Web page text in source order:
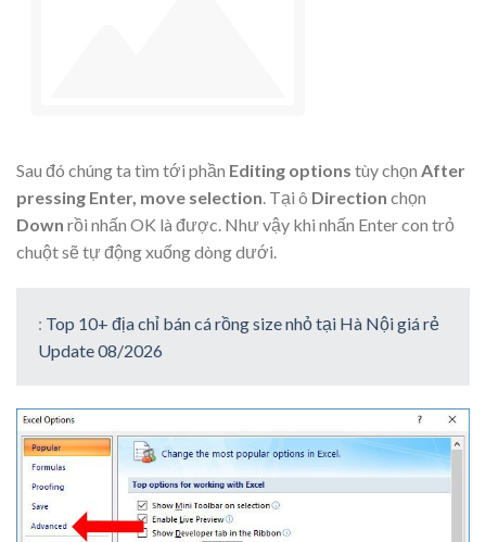
Sau đó chúng ta tìm tới phần Editing options tùy chọn After
pressing Enter, move selection. Tại ô Direction chọn
Down rồi nhấn OK là được. Như vậy khi nhấn Enter con trỏ
chuột sẽ tự động xuống dòng dưới.
: Top 10+ địa chỉ bán cá rồng size nhỏ tại Hà Nội giá rẻ
Update 08/2026